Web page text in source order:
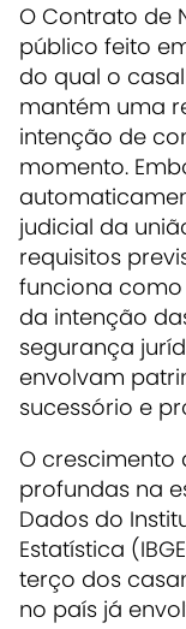
O Contrato de
público feito
do qual o
mantém uma
intenção de
momento.
judicial da
requisitos
funciona
da intenção
segurança
envolvam
sucessório e
O
profundas na
Dados do
Estatística
terço dos
no país já